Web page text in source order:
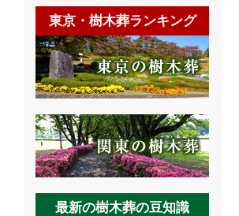
東京・樹木葬ランキング
最新の樹木葬の豆知識